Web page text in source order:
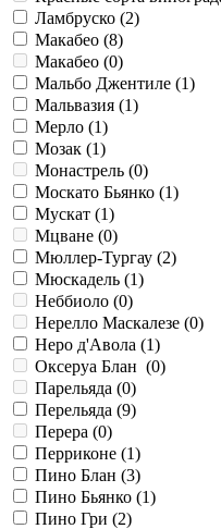
Ламбруско (2)
Макабео (8)
Макабео (0)
Мальбо Джентиле (1)
Мальвазия (1)
Мерло (1)
Мозак (1)
Монастрель (0)
Москато Бьянко (1)
Мускат (1)
Мцване (0)
Мюллер-Тургау (2)
Мюскадель (1)
Неббиоло (0)
Нерелло Маскалезе (0)
Неро д'Авола (1)
Оксеруа Блан (0)
Парельяда (0)
Перельяда (9)
Перера (0)
Перриконе (1)
Пино Блан (3)
Пино Бьянко (1)
Пино Гри (2)